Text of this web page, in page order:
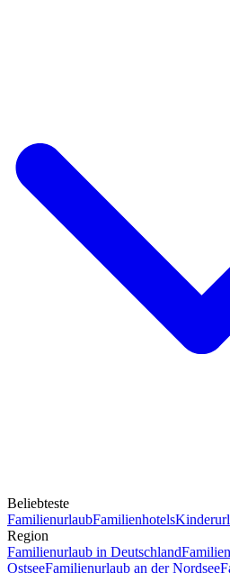
Beliebteste
FamilienurlaubFamilienhotels
Region
Familienurlaub in Deutschland
OstseeFamilienurlaub an der Nordsee